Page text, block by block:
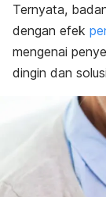
Ternyata,
dengan efek
mengenai
dingin dan